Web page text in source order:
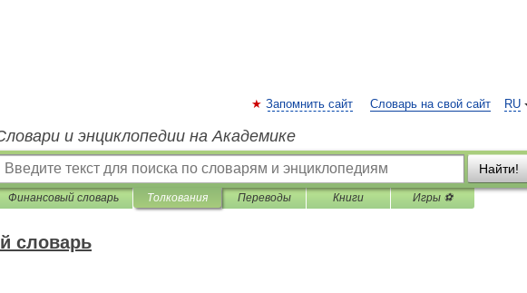
RU
Запомнить сайт Словарь на свой сайт
и энциклопедии на Академике
Найти!
Финансовый словарь Толкования Переводы Книги Игры ⚽
словарь